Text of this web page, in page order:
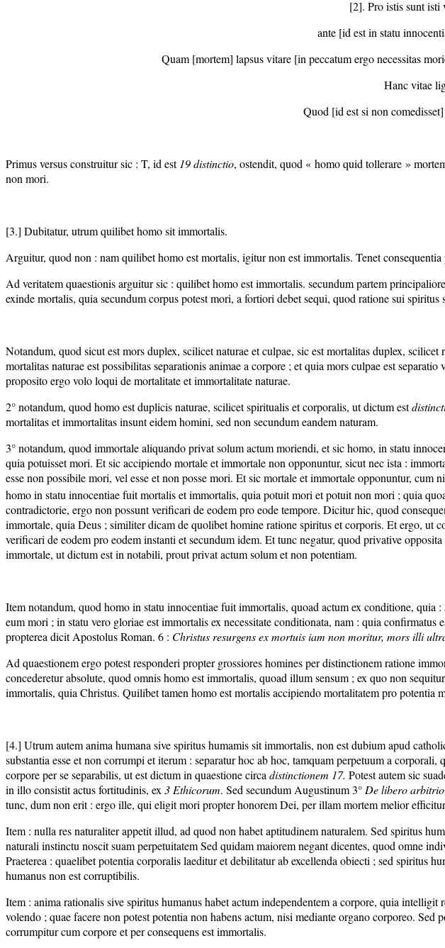
[2]. Pro
ante [id est in statu
Quam [mortem] lapsus vitare [in peccatum ergo necessitas
Hanc vitae
Quod [id est si non
Primus versus construitur sic : T, id est 19 distinctio, ostendit, quod « homo quid tollerare »
non mori.
[3.] Dubitatur, utrum quilibet homo sit immortalis.
Arguitur, quod non : nam quilibet homo est mortalis, igitur non est immortalis. Tenet
Ad veritatem quaestionis arguitur sic : quilibet homo est immortalis. secundum partem
exinde mortalis, quia secundum corpus potest mori, a fortiori debet sequi, quod ratione sui spiritus
Notandum, quod sicut est mors duplex, scilicet naturae et culpae, sic est mortalitas duplex,
mortalitas naturae est possibilitas separationis animae a corpore ; et quia mors culpae est
proposito ergo volo loqui de mortalitate et immortalitate naturae.
2° notandum, quod homo est duplicis naturae, scilicet spiritualis et corporalis, ut dictum est
mortalitas et immortalitas insunt eidem homini, sed non secundum eandem naturam.
3° notandum, quod immortale aliquando privat solum actum moriendi, et sic homo, in statu
quia potuisset mori. Et sic accipiendo mortale et immortale non opponuntur, sicut nec ista :
esse non possibile mori, vel esse et non posse mori. Et sic mortale et immortale opponuntur,
homo in statu innocentiae fuit mortalis et immortalis, quia potuit mori et potuit non mori ; quia
contradictorie, ergo non possunt verificari de eodem pro eode tempore. Dicitur hic, quod
immortale, quia Deus ; similiter dicam de quolibet homine ratione spiritus et corporis. Et ergo, ut
verificari de eodem pro eodem instanti et secundum idem. Et tunc negatur, quod privative
immortale, ut dictum est in notabili, prout privat actum solum et non potentiam.
Item notandum, quod homo in statu innocentiae fuit immortalis, quoad actum ex conditione, quia
eum mori ; in statu vero gloriae est immortalis ex necessitate conditionata, nam : quia
propterea dicit Apostolus Roman. 6 : Christus resurgens ex mortuis iam non moritur, mors illi
Ad quaestionem ergo potest responderi propter grossiores homines per distinctionem ratione
concederetur absolute, quod omnis homo est immortalis, quoad illum sensum ; ex quo non
immortalis, quia Christus. Quilibet tamen homo est mortalis accipiendo mortalitatem pro potentia
[4.] Utrum autem anima humana sive spiritus humamis sit immortalis, non est dubium apud
substantia esse et non corrumpi et iterum : separatur hoc ab hoc, tamquam perpetuum a
corpore per se separabilis, ut est dictum in quaestione circa distinctionem 17. Potest autem sic
in illo consistit actus fortitudinis, ex 3 Ethicorum. Sed secundum Augustinum 3° De libero arbitrio
tunc, dum non erit : ergo ille, qui eligit mori propter honorem Dei, per illam mortem melior
Item : nulla res naturaliter appetit illud, ad quod non habet aptitudinem naturalem. Sed spiritus
naturali instinctu noscit suam perpetuitatem Sed quidam maiorem negant dicentes, quod omne
Praeterea : quaelibet potentia corporalis laeditur et debilitatur ab excellenda obiecti ; sed spiritus
humanus non est corruptibilis.
Item : anima rationalis sive spiritus humanus habet actum independentem a corpore, quia
volendo ; quae facere non potest potentia non habens actum, nisi mediante organo corporeo.
corrumpitur cum corpore et per consequens est immortalis.